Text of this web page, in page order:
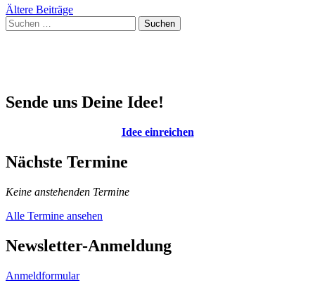
EG-
Beitragsnavigation
Ältere Beiträge
Suchen
nach:
Sende uns Deine Idee!
Idee einreichen
Nächste Termine
Keine anstehenden Termine
Alle Termine ansehen
Newsletter-Anmeldung
Anmeldformular